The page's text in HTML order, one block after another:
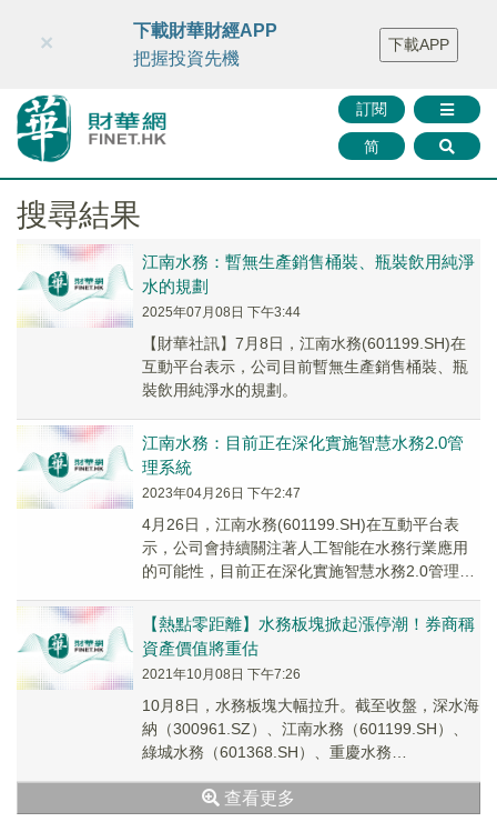
財華智庫網 FINTV FINMETA 財華證券 媒體矩陣
智庫沙龍
聯絡我們
訂閱
简
×
下載財華財經APP
把握投資先機
下載APP
搜尋結果
江南水務：暫無生產銷售桶裝、瓶裝飲用純淨
水的規劃
2025年07月08日 下午3:44
【財華社訊】7月8日，江南水務(601199.SH)在
互動平台表示，公司目前暫無生產銷售桶裝、瓶
裝飲用純淨水的規劃。
江南水務：目前正在深化實施智慧水務2.0管
理系統
2023年04月26日 下午2:47
4月26日，江南水務(601199.SH)在互動平台表
示，公司會持續關注著人工智能在水務行業應用
的可能性，目前正在深化實施智慧水務2.0管理系
【熱點零距離】水務板塊掀起漲停潮！券商稱
資產價值將重估
2021年10月08日 下午7:26
10月8日，水務板塊大幅拉升。截至收盤，深水海
納（300961.SZ）、江南水務（601199.SH）、
綠城水務（601368.SH）、重慶水務
查看更多